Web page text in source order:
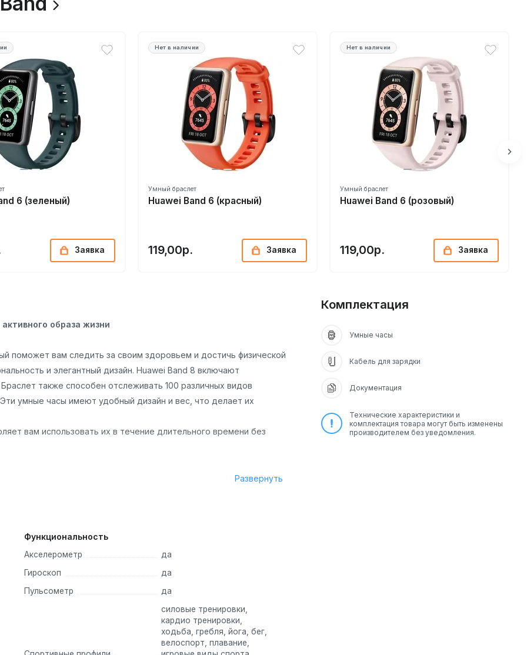
6 (зеленый)
Заявка
Нет в наличии
Умный браслет
Huawei Band 6 (красный)
119,00р. Заявка
Нет в наличии
Умный браслет
Huawei Band 6 (розовый)
119,00р. Заявка
образа жизни
поможет вам следить за своим здоровьем и достичь физической
и элегантный дизайн. Huawei Band 8 включают
также способен отслеживать 100 различных видов
умные часы имеют удобный дизайн и вес, что делает их
вам использовать их в течение длительного времени без
размеру, обеспечивая комфортную посадку на запястье. Яркий
на ярком солнце. Эти умные часы имеют удобный размер и вес,
уровень кислорода в крови и качество сна. Это поможет
пройденное расстояние, количество сожженных калорий и
активностью и достигать своих фитнес-целей.
Развернуть
Функциональность
Акселерометр
да
Гироскоп
да
Пульсометр
да
силовые тренировки,
кардио тренировки,
xодьба, гребля, йога, бег,
велоспорт, плавание,
Комплектация
Умные часы
Кабель для зарядки
Документация
Технические характеристики и
комплектация товара могут быть изменены
производителем без уведомления.